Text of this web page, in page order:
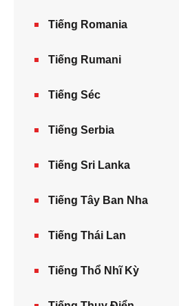
Tiếng Romania
Tiếng Rumani
Tiếng Séc
Tiếng Serbia
Tiếng Sri Lanka
Tiếng Tây Ban Nha
Tiếng Thái Lan
Tiếng Thổ Nhĩ Kỳ